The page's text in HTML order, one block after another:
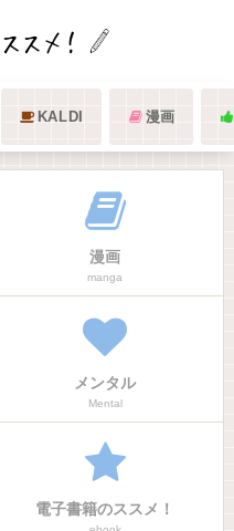
KALDI 漫画
漫画
manga
メンタル
Mental
電子書籍のススメ！